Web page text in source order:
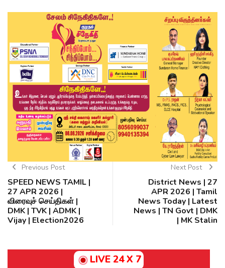
Previous Post
SPEED NEWS TAMIL |
27 APR 2026 |
விரைவுச் செய்திகள் |
DMK | TVK | ADMK |
Vijay | Election2026
Next Post
District News | 27
APR 2026 | Tamil
News Today | Latest
News | TN Govt | DMK
| MK Stalin
LIVE 24 X 7